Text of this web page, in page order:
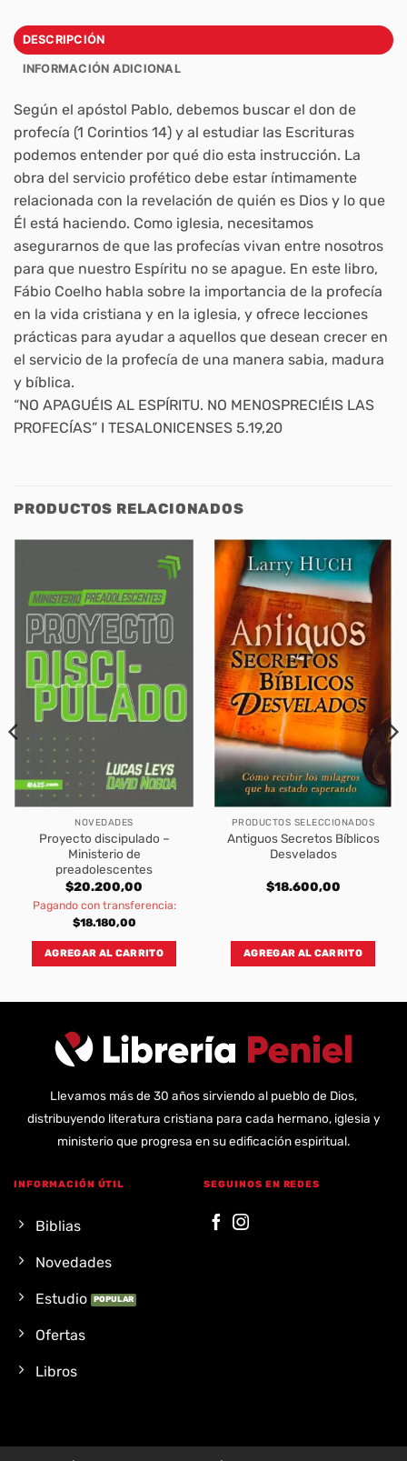
DESCRIPCIÓN
INFORMACIÓN ADICIONAL
Según el apóstol Pablo, debemos buscar el don de
profecía (1 Corintios 14) y al estudiar las Escrituras
podemos entender por qué dio esta instrucción. La
obra del servicio profético debe estar íntimamente
relacionada con la revelación de quién es Dios y lo que
Él está haciendo. Como iglesia, necesitamos
asegurarnos de que las profecías vivan entre nosotros
para que nuestro Espíritu no se apague. En este libro,
Fábio Coelho habla sobre la importancia de la profecía
en la vida cristiana y en la iglesia, y ofrece lecciones
prácticas para ayudar a aquellos que desean crecer en
el servicio de la profecía de una manera sabia, madura
y bíblica.
“NO APAGUÉIS AL ESPÍRITU. NO MENOSPRECIÉIS LAS
PROFECÍAS” I TESALONICENSES 5.19,20
PRODUCTOS RELACIONADOS
NOVEDADES
Proyecto discipulado –
Ministerio de
preadolescentes
$20.200,00
Pagando con transferencia:
$18.180,00
AGREGAR AL CARRITO
PRODUCTOS SELECCIONADOS
Antiguos Secretos Bíblicos
Desvelados
$18.600,00
AGREGAR AL CARRITO
Llevamos más de 30 años sirviendo al pueblo de Dios,
distribuyendo literatura cristiana para cada hermano, iglesia y
ministerio que progresa en su edificación espiritual.
INFORMACIÓN ÚTIL
Biblias
Novedades
Estudio
Ofertas
Libros
SEGUINOS EN REDES